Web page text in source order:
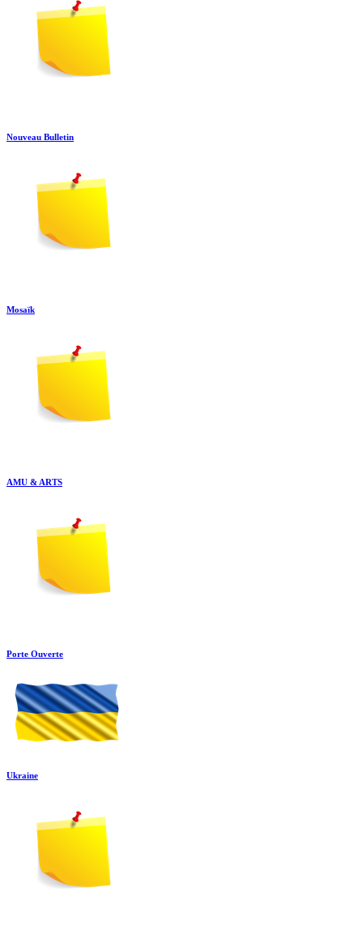
Nouveau Bulletin
Mosaïk
AMU & ARTS
Porte Ouverte
Ukraine